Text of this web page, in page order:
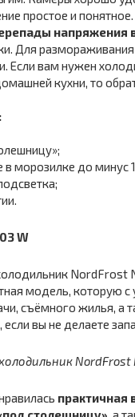
простое и
напряжения
Для
Если вам нужен
кухни, то
в морозилке до минус
W
NordFrost
модель, которую с
съёмного жилья, а
вы не делаете
NordFrost
практичная